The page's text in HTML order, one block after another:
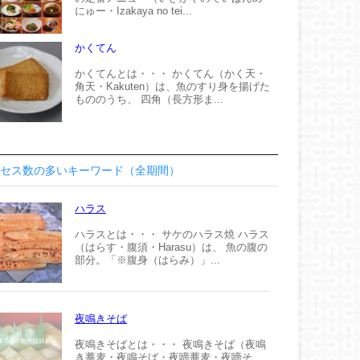
にゅー・Izakaya no tei...
かくてん
かくてんとは・・・ かくてん（かく天・
角天・Kakuten）は、魚のすり身を揚げた
もののうち、 四角（長方形ま...
ス数の多いキーワード（全期間）
ハラス
ハラスとは・・・ サケのハラス焼 ハラス
（はらす・腹須・Harasu）は、 魚の腹の
部分。「※腹身（はらみ）」...
夜鳴きそば
夜鳴きそばとは・・・ 夜鳴きそば（夜鳴
き蕎麦・夜鳴そば・夜啼蕎麦・夜啼そ